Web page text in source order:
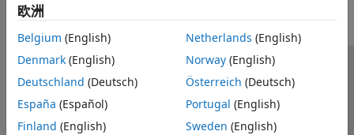
欧洲
Belgium (English)
Denmark (English)
Deutschland (Deutsch)
España (Español)
Finland (English)
Netherlands (English)
Norway(English)
Österreich (Deutsch)
Portugal (English)
Sweden (English)
信任中心 商标 隐私政策 防盗版
应用程序状态
联系我们
© 1994-2026 The MathWorks, Inc.